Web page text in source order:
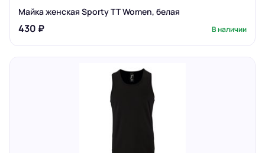
Майка женская Sporty TT Women, белая
430 ₽ В наличии